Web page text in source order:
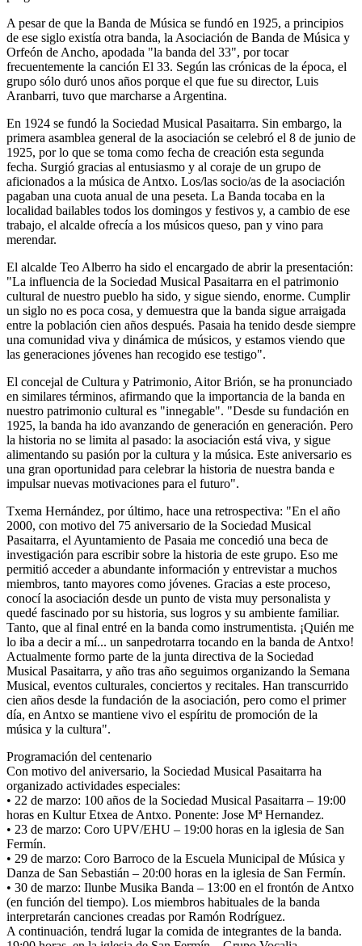
A pesar de que la Banda de Música se fundó en 1925, a principios
de ese siglo existía otra banda, la Asociación de Banda de Música y
Orfeón de Ancho, apodada "la banda del 33", por tocar
frecuentemente la canción El 33. Según las crónicas de la época, el
grupo sólo duró unos años porque el que fue su director, Luis
Aranbarri, tuvo que marcharse a Argentina.
En 1924 se fundó la Sociedad Musical Pasaitarra. Sin embargo, la
primera asamblea general de la asociación se celebró el 8 de junio de
1925, por lo que se toma como fecha de creación esta segunda
fecha. Surgió gracias al entusiasmo y al coraje de un grupo de
aficionados a la música de Antxo. Los/las socio/as de la asociación
pagaban una cuota anual de una peseta. La Banda tocaba en la
localidad bailables todos los domingos y festivos y, a cambio de ese
trabajo, el alcalde ofrecía a los músicos queso, pan y vino para
merendar.
El alcalde Teo Alberro ha sido el encargado de abrir la presentación:
"La influencia de la Sociedad Musical Pasaitarra en el patrimonio
cultural de nuestro pueblo ha sido, y sigue siendo, enorme. Cumplir
un siglo no es poca cosa, y demuestra que la banda sigue arraigada
entre la población cien años después. Pasaia ha tenido desde siempre
una comunidad viva y dinámica de músicos, y estamos viendo que
las generaciones jóvenes han recogido ese testigo".
El concejal de Cultura y Patrimonio, Aitor Brión, se ha pronunciado
en similares términos, afirmando que la importancia de la banda en
nuestro patrimonio cultural es "innegable". "Desde su fundación en
1925, la banda ha ido avanzando de generación en generación. Pero
la historia no se limita al pasado: la asociación está viva, y sigue
alimentando su pasión por la cultura y la música. Este aniversario es
una gran oportunidad para celebrar la historia de nuestra banda e
impulsar nuevas motivaciones para el futuro".
Txema Hernández, por último, hace una retrospectiva: "En el año
2000, con motivo del 75 aniversario de la Sociedad Musical
Pasaitarra, el Ayuntamiento de Pasaia me concedió una beca de
investigación para escribir sobre la historia de este grupo. Eso me
permitió acceder a abundante información y entrevistar a muchos
miembros, tanto mayores como jóvenes. Gracias a este proceso,
conocí la asociación desde un punto de vista muy personalista y
quedé fascinado por su historia, sus logros y su ambiente familiar.
Tanto, que al final entré en la banda como instrumentista. ¡Quién me
lo iba a decir a mí... un sanpedrotarra tocando en la banda de Antxo!
Actualmente formo parte de la junta directiva de la Sociedad
Musical Pasaitarra, y año tras año seguimos organizando la Semana
Musical, eventos culturales, conciertos y recitales. Han transcurrido
cien años desde la fundación de la asociación, pero como el primer
día, en Antxo se mantiene vivo el espíritu de promoción de la
música y la cultura".
Programación del centenario
Con motivo del aniversario, la Sociedad Musical Pasaitarra ha
organizado actividades especiales:
• 22 de marzo: 100 años de la Sociedad Musical Pasaitarra – 19:00
horas en Kultur Etxea de Antxo. Ponente: Jose Mª Hernandez.
• 23 de marzo: Coro UPV/EHU – 19:00 horas en la iglesia de San
Fermín.
• 29 de marzo: Coro Barroco de la Escuela Municipal de Música y
Danza de San Sebastián – 20:00 horas en la iglesia de San Fermín.
• 30 de marzo: Ilunbe Musika Banda – 13:00 en el frontón de Antxo
(en función del tiempo). Los miembros habituales de la banda
interpretarán canciones creadas por Ramón Rodríguez.
A continuación, tendrá lugar la comida de integrantes de la banda.